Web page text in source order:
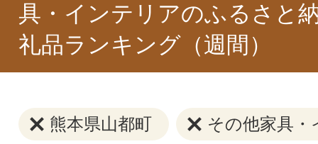
具・インテリアのふるさと
礼品ランキング（週間）
熊本県山都町 その他家具・